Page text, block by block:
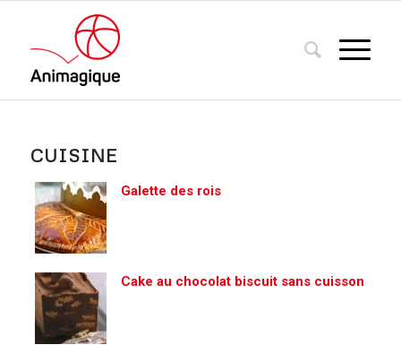
CUISINE
Galette des rois
Cake au chocolat biscuit sans cuisson